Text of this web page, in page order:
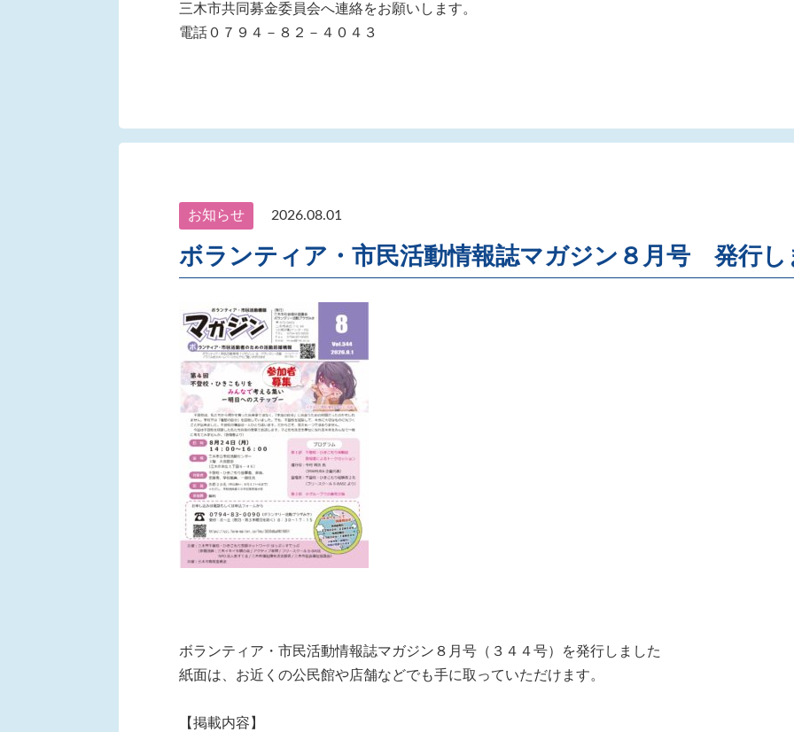
三木市共同募金委員会へ連絡をお願いします。
電話０７９４－８２－４０４３
お知らせ 2026.08.01
ボランティア・市民活動情報誌マガジン８月号 発行し
ボランティア・市民活動情報誌マガジン８月号（３４４号）を発行しました
紙面は、お近くの公民館や店舗などでも手に取っていただけます。
【掲載内容】